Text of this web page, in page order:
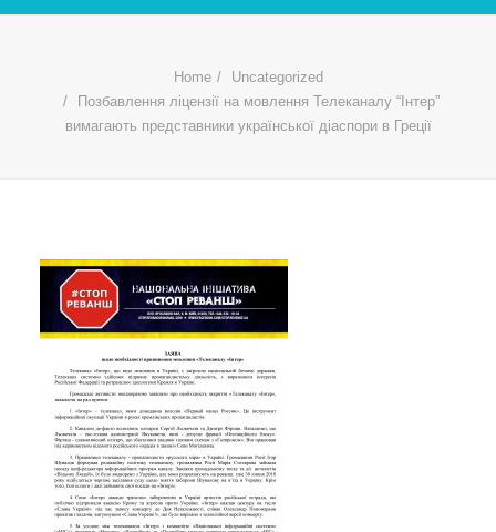
Home
Uncategorized
Позбавлення ліцензії на мовлення Телеканалу “Інтер”
вимагають представники української діаспори в Греції